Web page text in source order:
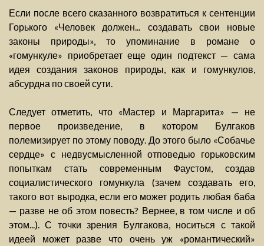
Если после всего сказанного возвратиться к сентенции
Горького «Человек должен... создавать свои новые
законы природы», то упоминание в романе о
«гомункуле» приобретает еще один подтекст — сама
идея создания законов природы, как и гомункулов,
абсурдна по своей сути.
Следует отметить, что «Мастер и Маргарита» — не
первое произведение, в котором Булгаков
полемизирует по этому поводу. До этого было «Собачье
сердце» с недвусмысленной отповедью горьковским
попыткам стать современным Фаустом, создав
социалистического гомункула (зачем создавать его,
такого вот выродка, если его может родить любая баба
— разве не об этом повесть? Вернее, в том числе и об
этом...). С точки зрения Булгакова, носиться с такой
идеей может разве что очень уж «романтический»